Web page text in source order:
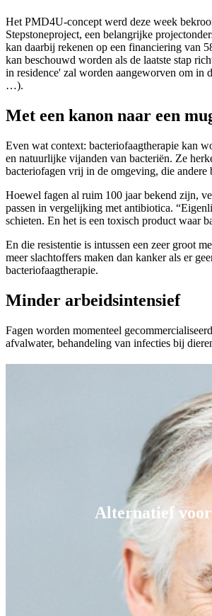
Alternatief voor
Het PMD4U-concept werd deze week
Stepstoneproject, een belangrijke
kan daarbij rekenen op een financiering van
kan beschouwd worden als de laatste stap
in residence' zal worden aangeworven om in
…).
Met een kanon naar een
Even wat context: bacteriofaagtherapie kan
en natuurlijke vijanden van bacteriën. Ze
bacteriofagen vrij in de omgeving, die andere
Hoewel fagen al ruim 100 jaar bekend zijn,
passen in vergelijking met antibiotica.
schieten. En het is een toxisch product waar
En die resistentie is intussen een zeer groot
meer slachtoffers maken dan kanker als er
bacteriofaagtherapie.
Minder arbeidsintensief
Fagen worden momenteel
afvalwater, behandeling van infecties bij